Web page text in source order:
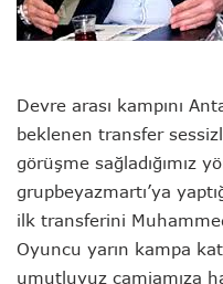
Devre arası kampını
beklenen transfer
görüşme sağladığımız
grupbeyazmartı’ya
ilk transferini
Oyuncu yarın kampa
umutluyuz camiamıza